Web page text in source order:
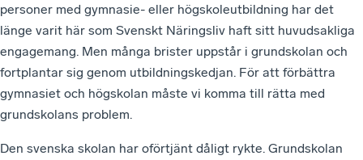
personer med gymnasie- eller högskoleutbildning har det
länge varit här som Svenskt Näringsliv haft sitt huvudsakliga
engagemang. Men många brister uppstår i grundskolan och
fortplantar sig genom utbildningskedjan. För att förbättra
gymnasiet och högskolan måste vi komma till rätta med
grundskolans problem.
Den svenska skolan har oförtjänt dåligt rykte. Grundskolan